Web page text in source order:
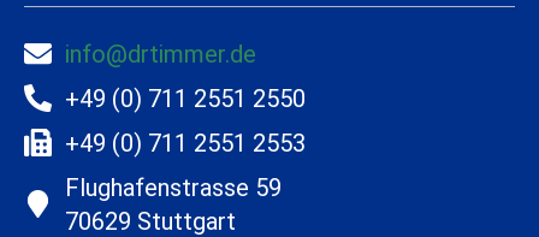
info@drtimmer.de
+49 (0) 711 2551 2550
+49 (0) 711 2551 2553
Flughafenstrasse 59
70629 Stuttgart